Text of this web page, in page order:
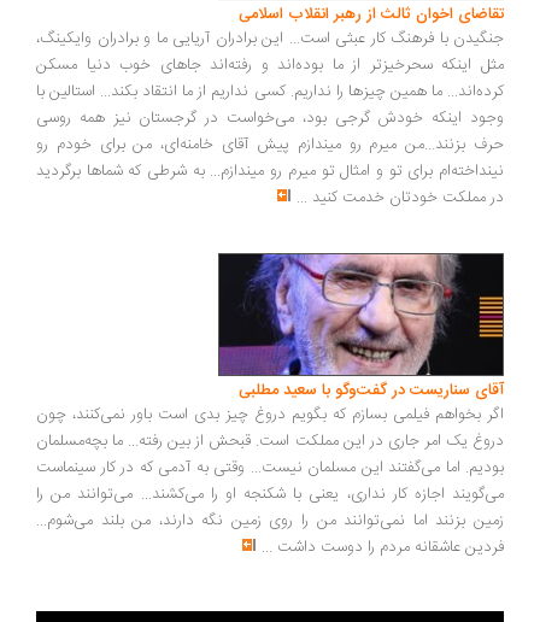
اخوان ثالث از رهبر انقلاب اسلامی
با فرهنگ کار عبثی است... این برادران آریایی ما و برادران وایکینگ،
اینکه سحرخیزتر از ما بوده‌اند و رفته‌اند جاهای خوب دنیا مسکن
ما همین چیزها را نداریم. کسی نداریم از ما انتقاد بکند... استالین با
اینکه خودش گرجی بود، می‌خواست در گرجستان نیز همه روسی
بزنند...من میرم رو میندازم پیش آقای خامنه‌ای، من برای خودم رو
برای تو و امثال تو میرم رو میندازم... به شرطی که شماها برگردید
مملکت خودتان خدمت کنید...
سناریست در گفت‌وگو با سعید مطلبی
بخواهم فیلمی بسازم که بگویم دروغ چیز بدی است باور نمی‌کنند، چون
یک امر جاری در این مملکت است. قبحش از بین رفته... ما بچه‌مسلمان
اما می‌گفتند این مسلمان نیست... وقتی به آدمی که در کار سینماست
اجازه کار نداری، یعنی با شکنجه او را می‌کشند... می‌توانند من را
بزنند اما نمی‌توانند من را روی زمین نگه دارند، من بلند می‌شوم...
عاشقانه مردم را دوست داشت ...